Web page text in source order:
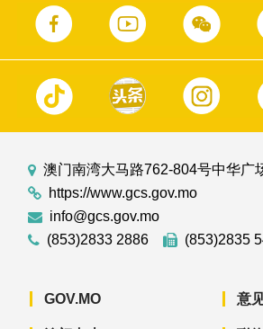
澳门南湾大马路762-804号中华广
https://www.gcs.gov.mo
info@gcs.gov.mo
(853)2833 2886
(853)2835
GOV.MO 意